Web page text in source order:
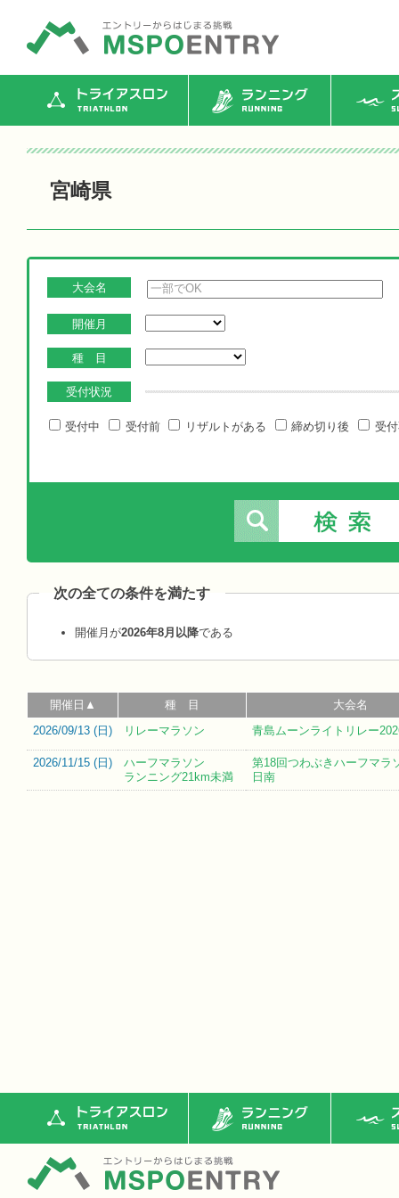
トライアスロン ランニング ス
宮崎県
大会名
開催月
種 目
受付状況
受付中 受付前 リザルトがある 締め切り後 受
次の全ての条件を満たす
開催月が2026年8月以降である
開催日▲ 種 目
大会名
2026/09/13 (日 ) リレーマラソン 青島ムーンライトリレー
2026/11/15 (日 )
ハーフマラソン
ランニング21km未満
第18回つわぶきハーフマラ
日南
トライアスロン ランニング ス